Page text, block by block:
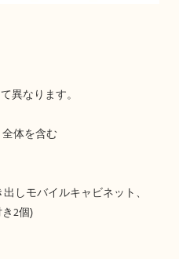
しモバイルキャビネット、